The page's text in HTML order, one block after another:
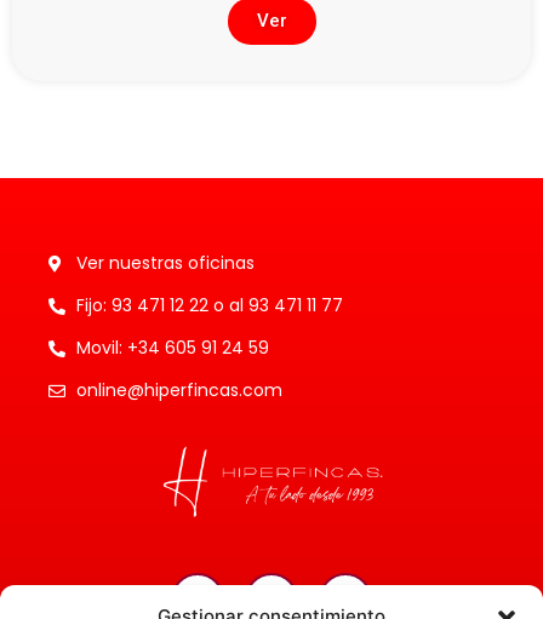
Ver
Ver nuestras oficinas
Fijo: 93 471 12 22 o al 93 471 11 77
Movil: +34 605 91 24 59
online@hiperfincas.com